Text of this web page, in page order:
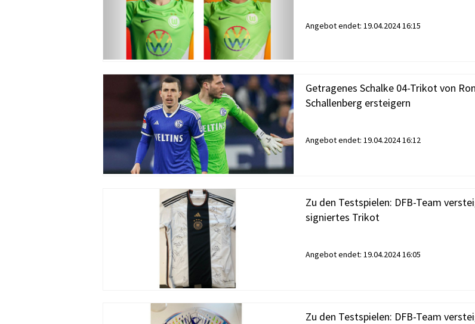
Angebot endet: 19.04.2024 16:15
Getragenes Schalke 04-Trikot von Ron
Schallenberg ersteigern
Angebot endet: 19.04.2024 16:12
Zu den Testspielen: DFB-Team
signiertes Trikot
Angebot endet: 19.04.2024 16:05
Zu den Testspielen: DFB-Team